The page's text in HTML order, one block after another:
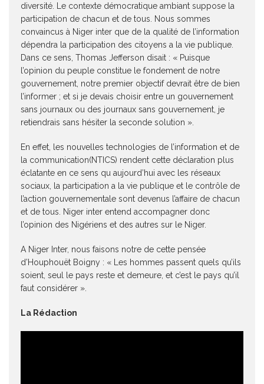
diversité. Le contexte démocratique ambiant suppose la
participation de chacun et de tous. Nous sommes
convaincus à Niger inter que de la qualité de l’information
dépendra la participation des citoyens a la vie publique.
Dans ce sens, Thomas Jefferson disait : « Puisque
l’opinion du peuple constitue le fondement de notre
gouvernement, notre premier objectif devrait être de bien
l’informer ; et si je devais choisir entre un gouvernement
sans journaux ou des journaux sans gouvernement, je
retiendrais sans hésiter la seconde solution ».
En effet, les nouvelles technologies de l’information et de
la communication(NTICS) rendent cette déclaration plus
éclatante en ce sens qu aujourd’hui avec les réseaux
sociaux, la participation a la vie publique et le contrôle de
l’action gouvernementale sont devenus l’affaire de chacun
et de tous. Niger inter entend accompagner donc
l’opinion des Nigériens et des autres sur le Niger.
A Niger Inter, nous faisons notre de cette pensée
d’Houphouët Boigny : « Les hommes passent quels qu’ils
soient, seul le pays reste et demeure, et c’est le pays qu’il
faut considérer ».
La Rédaction